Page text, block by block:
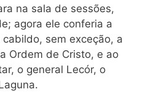
na sala de sessões,
agora ele conferia a
sem exceção, a
Ordem de Cristo, e ao
o general Lecór, o